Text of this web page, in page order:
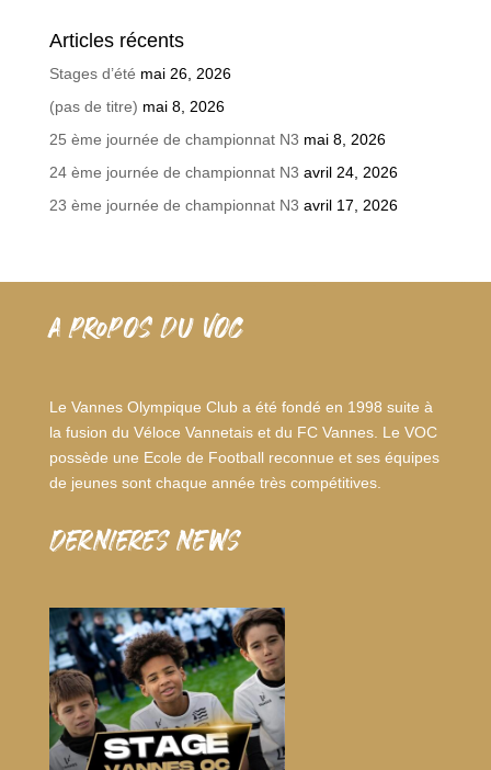
Articles récents
Stages d’été mai 26, 2026
(pas de titre) mai 8, 2026
25 ème journée de championnat N3 mai 8, 2026
24 ème journée de championnat N3 avril 24, 2026
23 ème journée de championnat N3 avril 17, 2026
A PROPOS DU VOC
Le Vannes Olympique Club a été fondé en 1998 suite à
la fusion du Véloce Vannetais et du FC Vannes. Le VOC
possède une Ecole de Football reconnue et ses équipes
de jeunes sont chaque année très compétitives.
dernieres news